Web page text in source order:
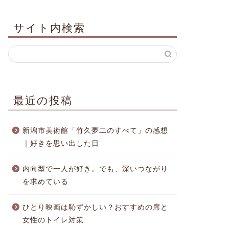
サイト内検索
最近の投稿
新潟市美術館「竹久夢二のすべて」の感想
｜好きを思い出した日
内向型で一人が好き。でも、深いつながり
を求めている
ひとり映画は恥ずかしい？おすすめの席と
女性のトイレ対策